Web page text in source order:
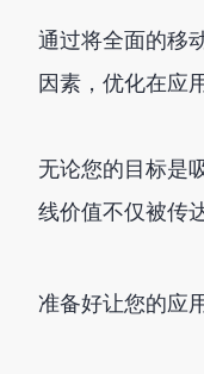
通过将全面的移
因素，优化在应
无论您的目标是
线价值不仅被传
准备好让您的应